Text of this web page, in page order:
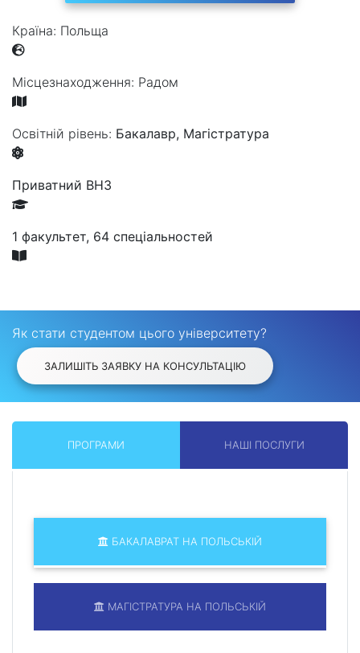
Країна: Польща
Місцезнаходження: Радом
Освітній рівень: Бакалавр, Магістратура
Приватний ВНЗ
1 факультет, 64 спеціальностей
Як стати студентом цього університету?
ЗАЛИШІТЬ ЗАЯВКУ НА КОНСУЛЬТАЦІЮ
ПРОГРАМИ НАШІ ПОСЛУГИ
БАКАЛАВРАТ НА ПОЛЬСЬКІЙ
МАГІСТРАТУРА НА ПОЛЬСЬКІЙ